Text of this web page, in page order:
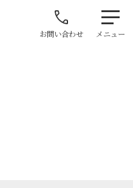
お問い合わせ メニュー